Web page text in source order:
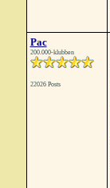
Pac
200.000-klubben
22026 Posts